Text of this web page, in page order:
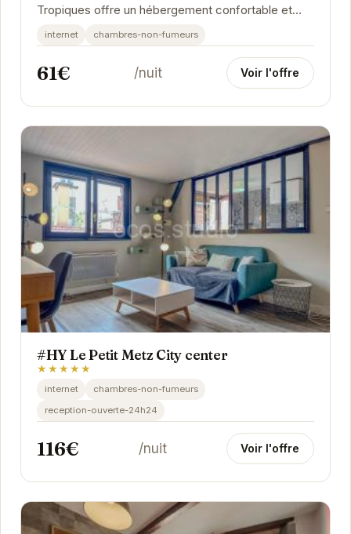
Tropiques offre un hébergement confortable et
élégant avec une décoration exotique. À...
internet chambres-non-fumeurs
61€ /nuit Voir l'offre
#HY Le Petit Metz City center
★★★★★
internet
chambres-non-fumeurs
reception-ouverte-24h24
116€ /nuit Voir l'offre